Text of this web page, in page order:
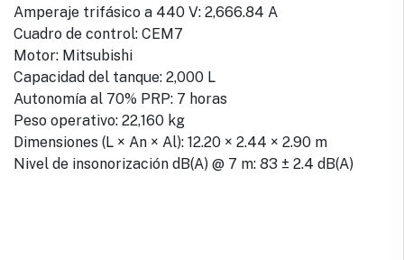
Amperaje trifásico a 440 V: 2,666.84 A
Cuadro de control: CEM7
Motor: Mitsubishi
Capacidad del tanque: 2,000 L
Autonomía al 70% PRP: 7 horas
Peso operativo: 22,160 kg
Dimensiones (L × An × Al): 12.20 × 2.44 × 2.90 m
Nivel de insonorización dB(A) @ 7 m: 83 ± 2.4 dB(A)